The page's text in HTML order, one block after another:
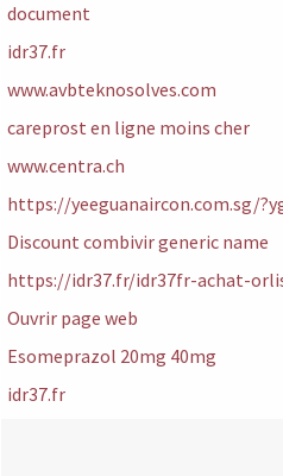
document
idr37.fr
www.avbteknosolves.com
careprost en ligne moins cher
www.centra.ch
https://yeeguanaircon.com.sg/
Discount combivir generic name
https://idr37.fr/idr37fr-achat-
Ouvrir page web
Esomeprazol 20mg 40mg
idr37.fr